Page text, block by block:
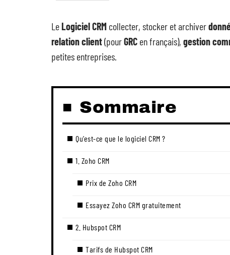
LeLogiciel CRM collecter, stocker et archiver
relation client(pourGRC en français), gestion
petites entreprises.
Sommaire
Qu’est-ce que le logiciel CRM ?
1. Zoho CRM
Prix de Zoho CRM
Essayez Zoho CRM gratuitement
2. Hubspot CRM
Tarifs de Hubspot CRM